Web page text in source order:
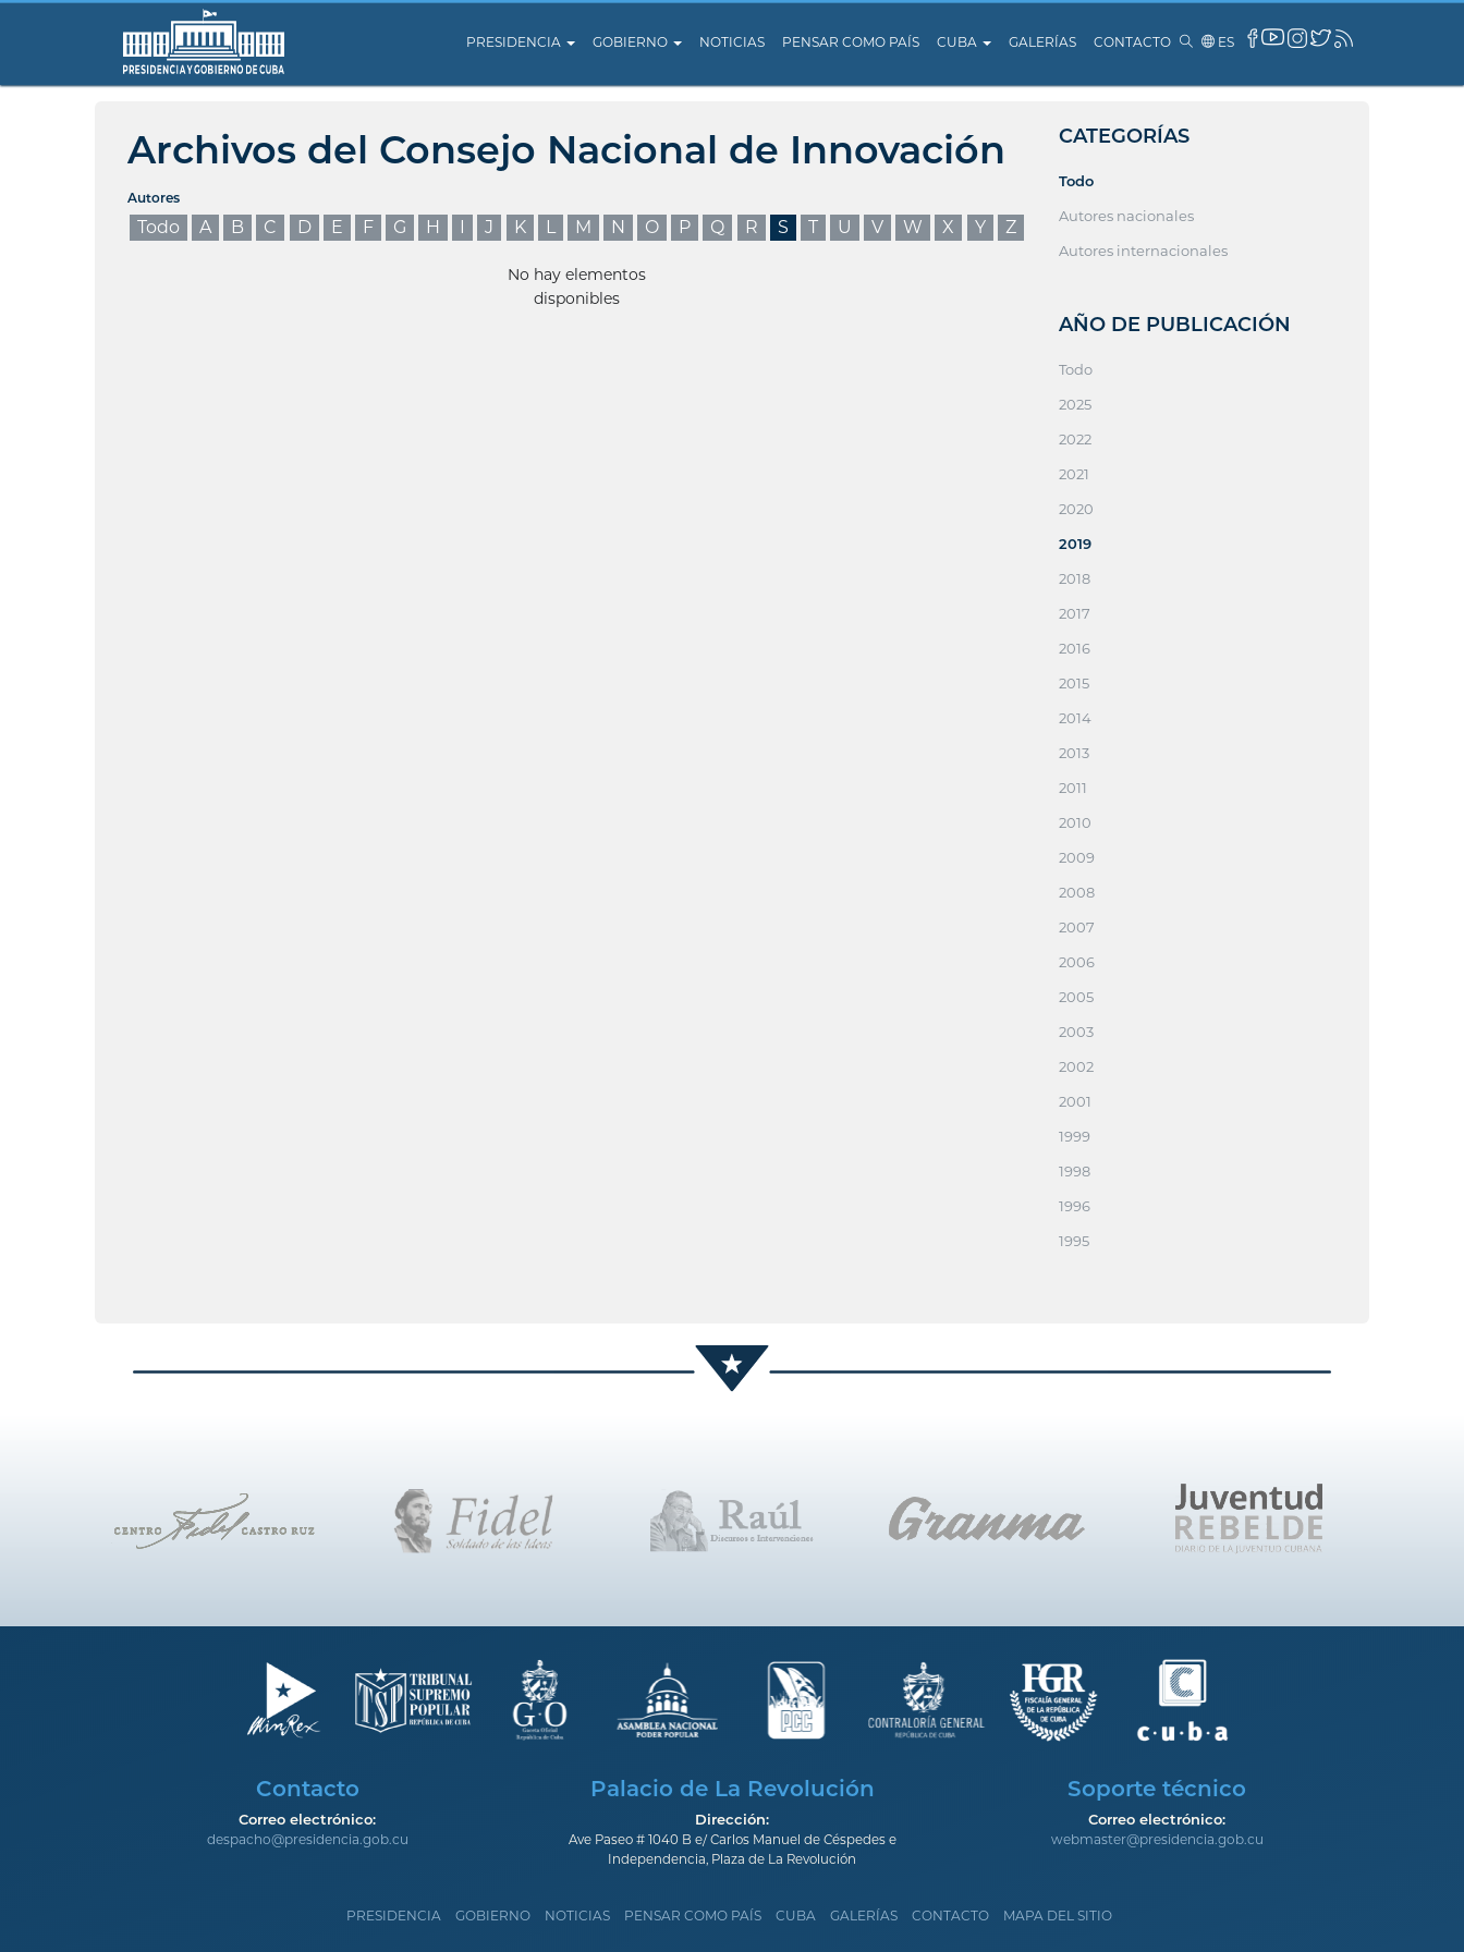
PRESIDENCIA GOBIERNO NOTICIAS PENSAR COMO PAÍS CUBA GALERÍAS CONTACTO ES
Archivos del Consejo Nacional de Innovación
Autores
Todo A B C D E F G H I J K L M N O P Q R S T U V W X Y Z
No hay elementos
disponibles
CATEGORÍAS
Todo
Autores nacionales
Autores internacionales
AÑO DE PUBLICACIÓN
Todo
2025
2022
2021
2020
2019
2018
2017
2016
2015
2014
2013
2011
2010
2009
2008
2007
2006
2005
2003
2002
2001
1999
1998
1996
1995
Contacto
Correo electrónico:
despacho@presidencia.gob.cu
Palacio de La Revolución
Dirección:
Ave Paseo # 1040 B e/ Carlos Manuel de Céspedes e
Independencia, Plaza de La Revolución
Soporte técnico
Correo electrónico:
webmaster@presidencia.gob.cu
PRESIDENCIA GOBIERNO NOTICIAS PENSAR COMO PAÍS CUBA GALERÍAS CONTACTO MAPA DEL SITIO